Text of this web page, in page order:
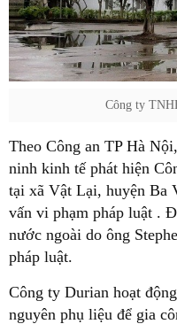
Công ty
Theo Công an TP Hà
ninh kinh tế phát hiện
tại xã Vật Lại, huyện Ba
vấn vi phạm pháp luật .
nước ngoài do ông
pháp luật.
Công ty Durian hoạt
nguyên phụ liệu để gia